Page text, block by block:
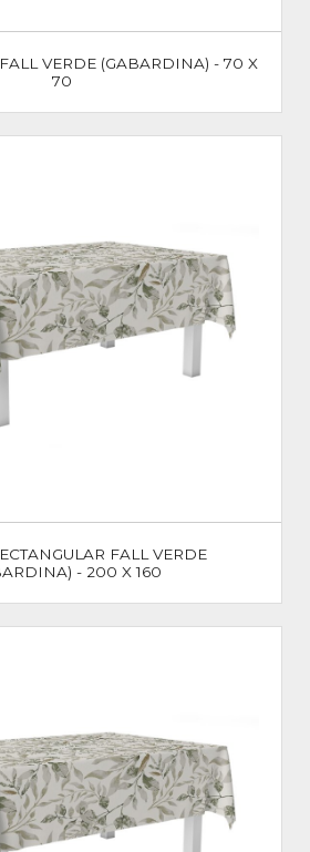
VERDE (GABARDINA) - 70 X
70
FALL VERDE
- 200 X 160